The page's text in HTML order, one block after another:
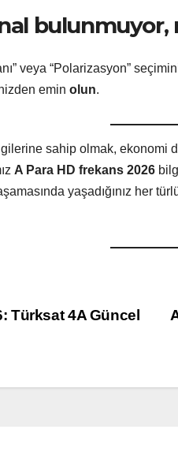
bulunmuyor,
veya “Polarizasyon”
emin olun.
sahip olmak, ekonomi
A Para HD frekans 2026
yaşadığınız her
Türksat 4A Güncel